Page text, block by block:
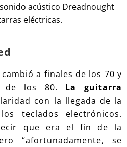
acústico Dreadnought
eléctricas.
a finales de los 70 y
de los 80. La guitarra
con la llegada de la
teclados electrónicos.
que era el fin de la
“afortunadamente, se